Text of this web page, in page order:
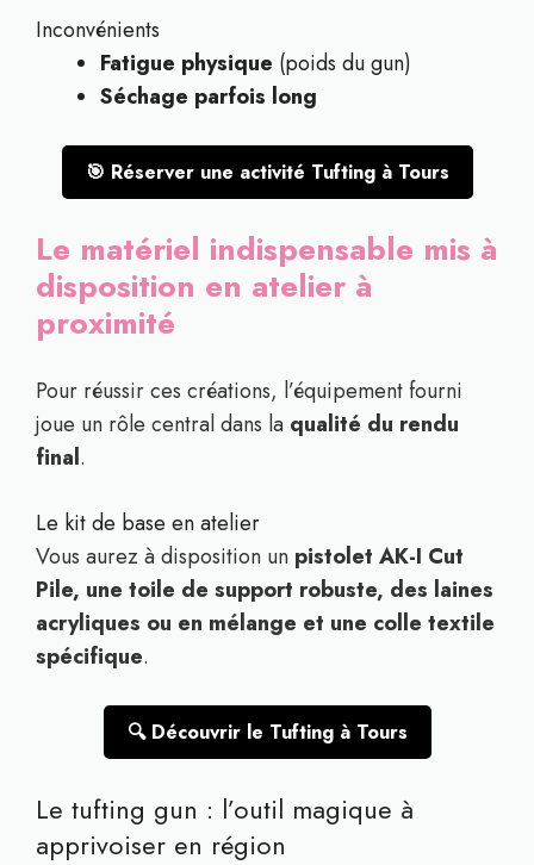
Inconvénients
Fatigue physique (poids du gun)
Séchage parfois long
🎯 Réserver une activité Tufting à Tours
Le matériel indispensable mis à
disposition en atelier à
proximité
Pour réussir ces créations, l’équipement fourni
joue un rôle central dans la qualité du rendu
final.
Le kit de base en atelier
Vous aurez à disposition un pistolet AK-I Cut
Pile, une toile de support robuste, des laines
acryliques ou en mélange et une colle textile
spécifique.
🔍 Découvrir le Tufting à Tours
Le tufting gun : l’outil magique à
apprivoiser en région